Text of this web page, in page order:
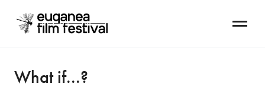
What if...?